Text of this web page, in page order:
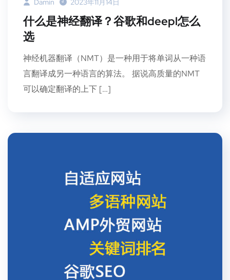
Damin 2023年11月14日
什么是神经翻译？谷歌和deepl怎么
选
神经机器翻译（NMT）是一种用于将单词从一种语
言翻译成另一种语言的算法。 据说高质量的NMT
可以确定翻译的上下 […]